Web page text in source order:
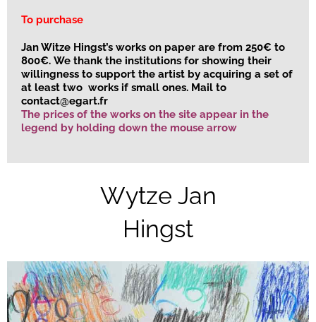
To purchase
Jan Witze Hingst’s works on paper are from 250€ to
800€. We thank the institutions for showing their
willingness to support the artist by acquiring a set of
at least two works if small ones. Mail to
contact@egart.fr
The prices of the works on the site appear in the
legend by holding down the mouse arrow
Wytze Jan
Hingst